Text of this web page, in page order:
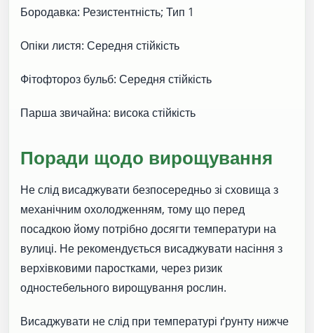
Бородавка: Резистентність; Тип 1
Опіки листя: Середня стійкість
Фітофтороз бульб: Середня стійкість
Парша звичайна: висока стійкість
Поради щодо вирощування
Не слід висаджувати безпосередньо зі сховища з
механічним охолодженням, тому що перед
посадкою йому потрібно досягти температури на
вулиці. Не рекомендується висаджувати насіння з
верхівковими паростками, через ризик
одностебельного вирощування рослин.
Висаджувати не слід при температурі ґрунту нижче